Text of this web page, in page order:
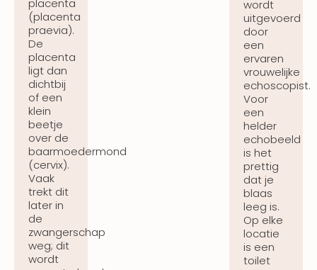
placenta
(placenta
praevia).
De
placenta
ligt dan
dichtbij
of een
klein
beetje
over de
baarmoedermond
(cervix).
Vaak
trekt dit
later in
de
zwangerschap
weg; dit
wordt
wordt
uitgevoerd
door
een
ervaren
vrouwelijke
echoscopist.
Voor
een
helder
echobeeld
is het
prettig
dat je
blaas
leeg is.
Op elke
locatie
is een
toilet